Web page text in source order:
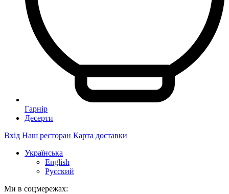
Гарнір
Десерти
Вхід Наш ресторан Карта доставки
Українська
English
Русский
Ми в соцмережах: